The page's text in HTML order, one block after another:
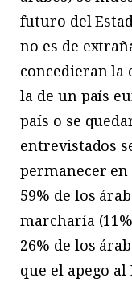
futuro del
no es de
concedieran la
la de un país
país o se
entrevistados
permanecer en
59% de los
marcharía
26% de los
que el apego al